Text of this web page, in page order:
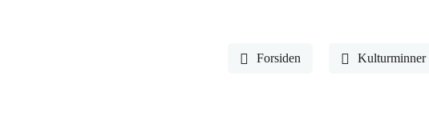
Forsiden Kulturminner